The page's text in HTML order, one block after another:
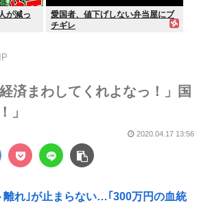
が減っ
愛国者、値下げしない弁当屋にブ
チギレ
済まわしてくれよなっ！」国
」
2020.04.17 13:56
離れ｣が止まらない…｢300万円の血統